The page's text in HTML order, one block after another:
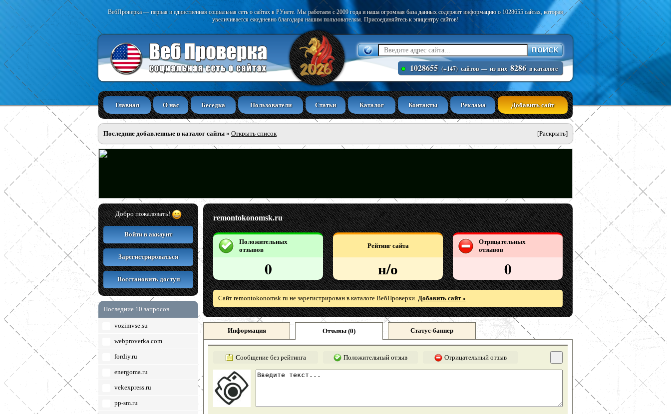
ВебПроверка — первая и единственная социальная сеть о сайтах в РУнете. Мы работаем с 2009 года и наша огромная база данных содержит информацию о 1028655 сайтах, которая
увеличивается ежедневно благодаря нашим пользователям. Присоединяйтесь к эпицентру сайтов!
1028655 (+147) сайтов — из них 8286 в каталоге
Главная О нас Беседка Пользователи Статьи Каталог Контакты Реклама Добавить сайт
Последние добавленные в каталог сайты » Открыть список [Раскрыть]
Добро пожаловать!
Войти в аккаунт
Зарегистрироваться
Восстановить доступ
Последние 10 запросов
vozimvse.su
webproverka.com
fordiy.ru
energoma.ru
vekexpress.ru
pp-sm.ru
remontokonomsk.ru
Положительных
отзывов
0
Рейтинг сайта
н/о
Отрицательных
отзывов
0
Сайт remontokonomsk.ru не зарегистрирован в каталоге ВебПроверки. Добавить сайт »
Информация Отзывы (0) Статус-баннер
Сообщение без рейтинга Положительный отзыв Отрицательный отзыв